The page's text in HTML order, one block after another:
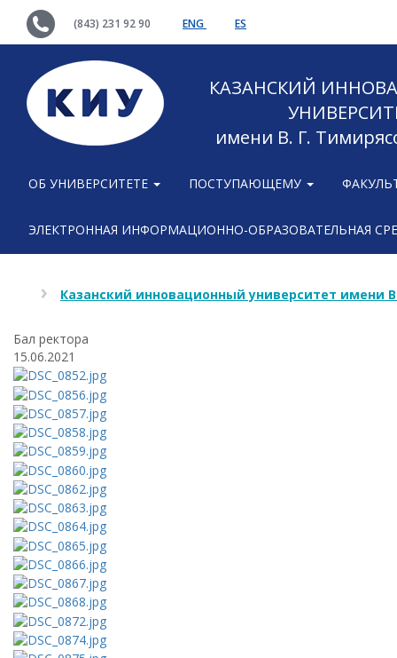
(843) 231 92 90 ENG ES
КАЗАНСКИЙ
имени В. Г.
ОБ УНИВЕРСИТЕТЕ ПОСТУПАЮЩЕМУ
ЭЛЕКТРОННАЯ ИНФОРМАЦИОННО-ОБРАЗОВАТЕЛЬНАЯ
Казанский инновационный университет имени
Бал ректора
15.06.2021